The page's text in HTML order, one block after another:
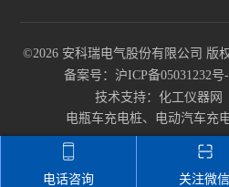
©2026 安科瑞电气股份有限公司 版
备案号：沪ICP备05031232号
技术支持： 化工仪器网
电瓶车充电桩、电动汽车充
电话咨询 关注微信